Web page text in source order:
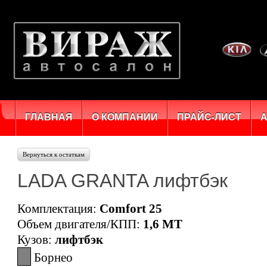
Вернуться к остаткам
LADA GRANTA лифтбэк
Комплектация: Comfort 25
Объем двигателя/КПП: 1,6 MT
Кузов: лифтбэк
Борнео
ГЛАВНАЯ О КОМПАНИИ ПРАЙС-ЛИСТ